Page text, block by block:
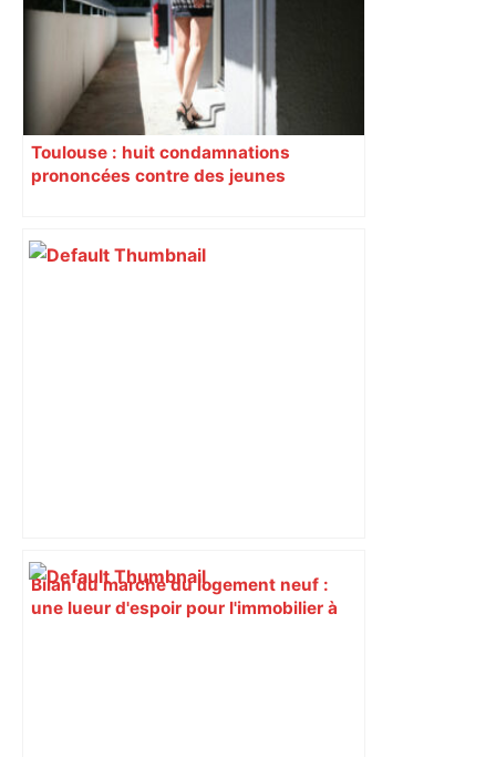
ladepeche.fr
Toulouse : huit condamnations
prononcées contre des jeunes
Bilan du marché du logement neuf :
une lueur d'espoir pour l'immobilier à